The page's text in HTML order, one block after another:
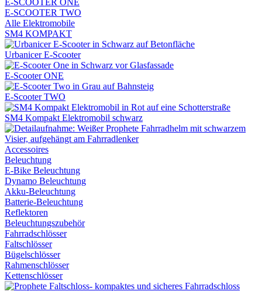
E-SCOOTER ONE
E-SCOOTER TWO
Alle Elektromobile
SM4 KOMPAKT
Urbanicer E-Scooter
E-Scooter ONE
E-Scooter TWO
SM4 Kompakt Elektromobil schwarz
Accessoires
Beleuchtung
E-Bike Beleuchtung
Dynamo Beleuchtung
Akku-Beleuchtung
Batterie-Beleuchtung
Reflektoren
Beleuchtungszubehör
Fahrradschlösser
Faltschlösser
Bügelschlösser
Rahmenschlösser
Kettenschlösser